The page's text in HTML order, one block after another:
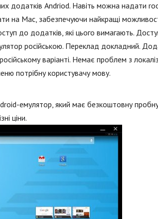
додатків Andriod. Навіть можна надати
на Mac, забезпечуючи найкращі
до додатків, які цього вимагають.
російською. Переклад докладний.
варіанті. Немає проблем з
потрібну користувачу мову.
емулятор, який має безкоштовну пробну
ціни.